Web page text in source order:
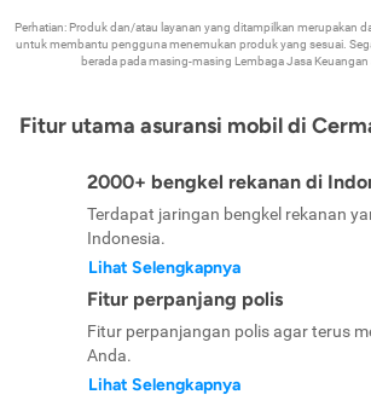
Perhatian: Produk dan/atau layanan yang ditampilkan merupakan
untuk membantu pengguna menemukan produk yang sesuai.
berada pada masing-masing Lembaga Jasa Keuangan
Fitur utama asuransi mobil di
2000+ bengkel rekanan di
Terdapat jaringan bengkel rekanan
Indonesia.
Lihat Selengkapnya
Fitur perpanjang polis
Fitur perpanjangan polis agar terus
Anda.
Lihat Selengkapnya